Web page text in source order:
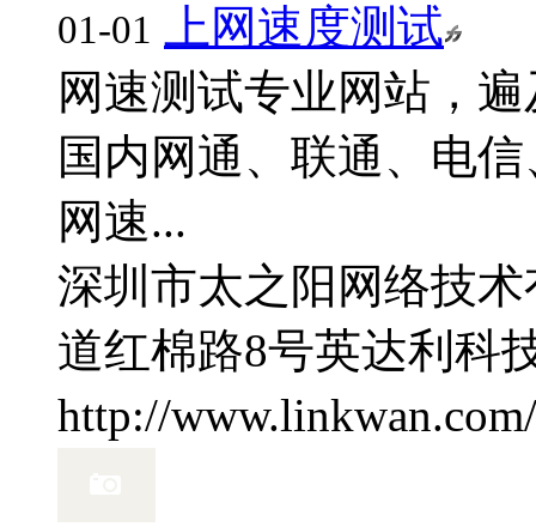
01-01
上网速度测试
网速测试专业网站，
国内网通、联通、电
网速...
深圳市太之阳网络技
道红棉路8号英达利科
http://www.linkwan.com/